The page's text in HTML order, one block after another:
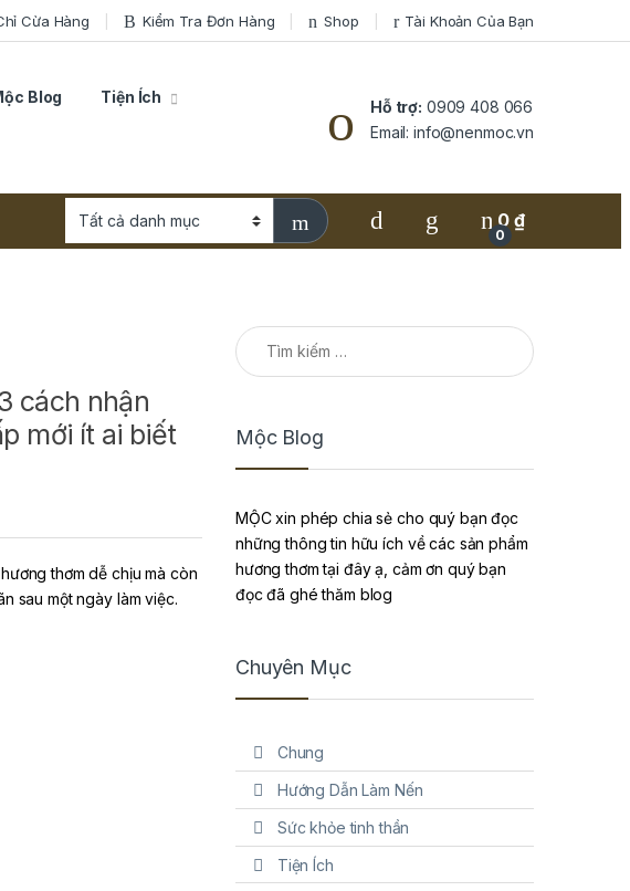
Cừa Hàng Kiểm Tra Đơn Hàng Shop Tài Khoản Của Bạn
Blog Tiện Ích
Hỗ trợ: 0909 408 066
Email: info@nenmoc.vn
0
0₫
cách nhận
mới ít ai biết
thơm dễ chịu mà còn
sau một ngày làm việc.
Tìm kiếm cho:
Mộc Blog
MỘC xin phép chia sẻ cho quý bạn đọc
những thông tin hữu ích về các sản phẩm
hương thơm tại đây ạ, cảm ơn quý bạn
đọc đã ghé thăm blog
Chuyên Mục
Chung
Hướng Dẫn Làm Nến
Sức khỏe tinh thần
Tiện Ích